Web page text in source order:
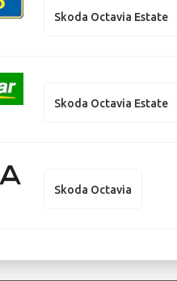
Skoda Octavia Estate
Skoda Octavia Estate
Skoda Octavia